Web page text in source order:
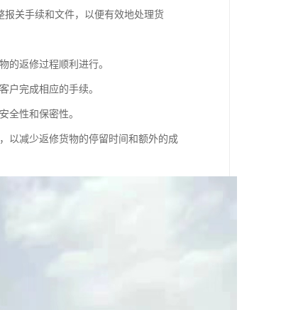
关手续和文件，以便有效地处理货
的返修过程顺利进行。
户完成相应的手续。
全性和保密性。
以减少返修货物的停留时间和额外的成